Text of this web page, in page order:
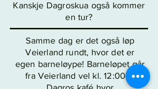
Kanskje Dagroskua også kommer
en tur?
Samme dag er det også løp
Veierland rundt, hvor det er
egen barneløype! Barneløpet går
fra Veierland vel kl. 12:00 til